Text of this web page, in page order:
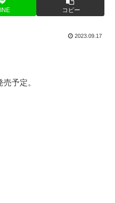
コピー
2023.09.17
予定。